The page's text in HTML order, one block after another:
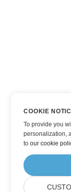
COOKIE
To provide you
personalization,
toour cookie